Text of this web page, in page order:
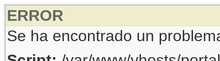
ERROR
Se ha encontrado un